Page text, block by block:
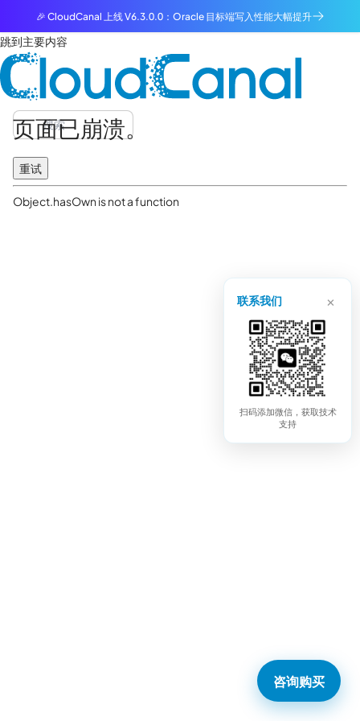
🎉 CloudCanal 上线 V6.3.0.0：Oracle 目标端写入性能大幅提升
跳到主要内容
页面已崩溃。
重试
Object.hasOwn is not a function
联系我们 ×
扫码添加微信，获取技术
支持
咨询购买